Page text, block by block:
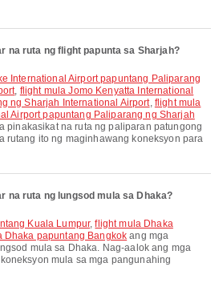
na ruta ng flight papunta sa Sharjah?
International Airport papuntang Paliparang
, flight mula Jomo Kenyatta International
ng Sharjah International Airport, flight mula
Airport papuntang Paliparang ng Sharjah
pinakasikat na ruta ng paliparan patungong
rutang ito ng maginhawang koneksyon para
na ruta ng lungsod mula sa Dhaka?
Kuala Lumpur,flight mula Dhaka
Dhaka papuntang Bangkok ang mga
mula sa Dhaka. Nag-aalok ang mga
mula sa mga pangunahing